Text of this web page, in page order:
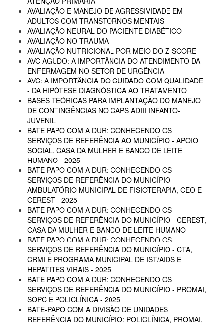
AVALIAÇÃO E MANEJO DE AGRESSIVIDADE EM
ADULTOS COM TRANSTORNOS MENTAIS
AVALIAÇÃO NEURAL DO PACIENTE DIABÉTICO
AVALIAÇÃO NO TRAUMA
AVALIAÇÃO NUTRICIONAL POR MEIO DO Z-SCORE
AVC AGUDO: A IMPORTÂNCIA DO ATENDIMENTO DA
ENFERMAGEM NO SETOR DE URGÊNCIA
AVC: A IMPORTÂNCIA DO CUIDADO COM QUALIDADE
- DA HIPÓTESE DIAGNÓSTICA AO TRATAMENTO
BASES TEÓRICAS PARA IMPLANTAÇÃO DO MANEJO
DE CONTINGÊNCIAS NO CAPS ADIII INFANTO-
JUVENIL
BATE PAPO COM A DUR: CONHECENDO OS
SERVIÇOS DE REFERÊNCIA AO MUNICÍPIO - APOIO
SOCIAL, CASA DA MULHER E BANCO DE LEITE
HUMANO - 2025
BATE PAPO COM A DUR: CONHECENDO OS
SERVIÇOS DE REFERÊNCIA DO MUNICÍPIO -
AMBULATÓRIO MUNICIPAL DE FISIOTERAPIA, CEO E
CEREST - 2025
BATE PAPO COM A DUR: CONHECENDO OS
SERVIÇOS DE REFERÊNCIA DO MUNICÍPIO - CEREST,
CASA DA MULHER E BANCO DE LEITE HUMANO
BATE PAPO COM A DUR: CONHECENDO OS
SERVIÇOS DE REFERÊNCIA DO MUNICÍPIO - CTA,
CRMI E PROGRAMA MUNICIPAL DE IST/AIDS E
HEPATITES VIRAIS - 2025
BATE PAPO COM A DUR: CONHECENDO OS
SERVIÇOS DE REFERÊNCIA DO MUNICÍPIO - PROMAI,
SOPC E POLICLÍNICA - 2025
BATE-PAPO COM A DIVISÃO DE UNIDADES
REFERÊNCIA DO MUNICÍPIO: POLICLÍNICA, PROMAI,